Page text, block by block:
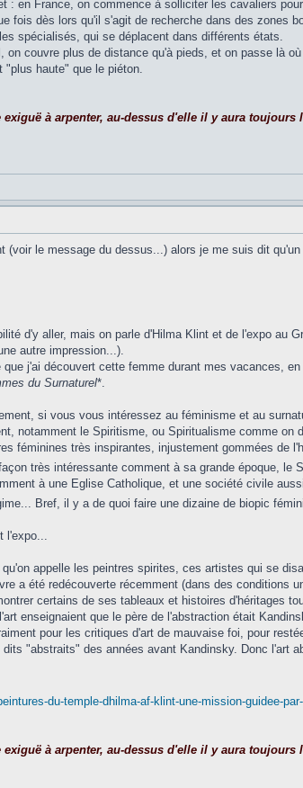
en France, on commence à solliciter les cavaliers
fois dès lors qu'il s'agit de recherche dans des zones
spécialisés, qui se déplacent dans différents états.
couvre plus de distance qu'à pieds, et on passe là
"plus haute" que le piéton.
à arpenter, au-dessus d'elle il y aura toujours
(voir le message du dessus...) alors je me suis dit
d'y aller, mais on parle d'Hilma Klint et de l'expo au
autre impression...).
j'ai découvert cette femme durant mes vacances,
du Surnaturel*.
si vous vous intéressez au féminisme et au
notamment le Spiritisme, ou Spiritualisme comme on
féminines très inspirantes, injustement gommées de
très intéressante comment à sa grande époque, le
à une Eglise Catholique, et une société civile
Bref, il y a de quoi faire une dizaine de biopic
l'expo...
appelle les peintres spirites, ces artistes qui se
a été redécouverte récemment (dans des conditions
certains de ses tableaux et histoires d'héritages
enseignaient que le père de l'abstraction était
pour les critiques d'art de mauvaise foi, pour
"abstraits" des années avant Kandinsky. Donc l'art
du-temple-dhilma-af-klint-une-mission-guidee-
à arpenter, au-dessus d'elle il y aura toujours